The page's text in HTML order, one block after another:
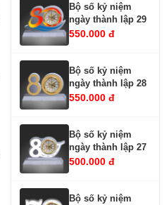
Bộ số kỷ niệm
ngày thành lập 29
550.000 đ
Bộ số kỷ niệm
ngày thành lập 28
550.000 đ
Bộ số kỷ niệm
ngày thành lập 27
500.000 đ
Bộ số kỷ niệm